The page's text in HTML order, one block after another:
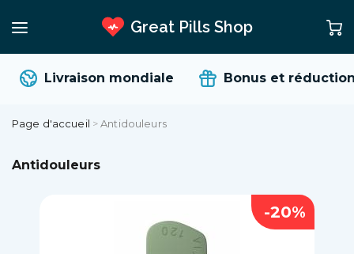
Great Pills Shop
Livraison mondiale Bonus et réductions
Page d'accueil >Antidouleurs
Antidouleurs
-20%